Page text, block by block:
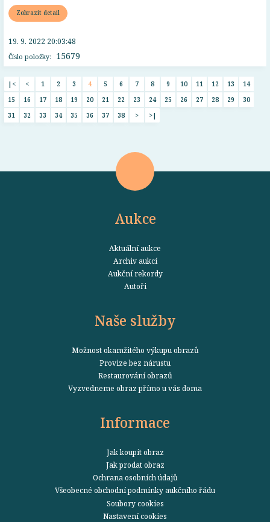
Zobrazit detail
Číslo položky: 15679
19. 9. 2022 20:03:48
|< < 1 2 3 4 5 6 7 8 9 10 11 12 13
14
15
16 17 18 19 20 21 22 23 24 25 26 27 28 29
30
31
32 33 34 35 36 37 38 > >|
Aukce
Aktuální aukce
Archiv aukcí
Aukční rekordy
Autoři
Naše služby
Možnost okamžitého výkupu obrazů
Provize bez nárustu
Restaurování obrazů
Vyzvedneme obraz přímo u vás doma
Informace
Jak koupit obraz
Jak prodat obraz
Ochrana osobních údajů
Všeobecné obchodní podmínky aukčního řádu
Soubory cookies
Nastavení cookies